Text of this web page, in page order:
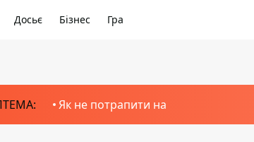
Досьє Бізнес Гра
Як не потрапити на